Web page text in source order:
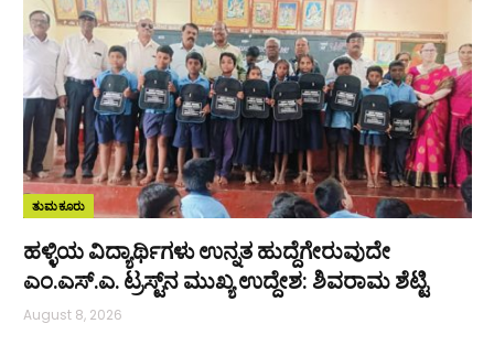
ತುಮಕೂರು
ಹಳ್ಳಿಯ ವಿದ್ಯಾರ್ಥಿಗಳು ಉನ್ನತ ಹುದ್ದೆಗೇರುವುದೇ
ಎಂ.ಎಸ್.ಎ. ಟ್ರಸ್ಟ್‌ನ ಮುಖ್ಯ ಉದ್ದೇಶ: ಶಿವರಾಮ ಶೆಟ್ಟಿ
August 8, 2026